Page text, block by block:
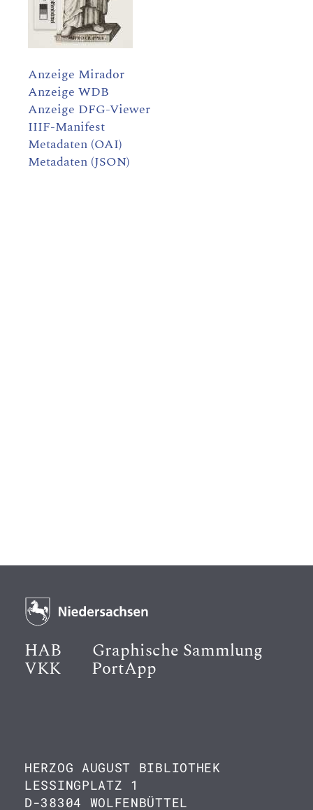
Anzeige Mirador
Anzeige WDB
Anzeige DFG-Viewer
IIIF-Manifest
Metadaten (OAI)
Metadaten (JSON)
HAB Graphische Sammlung
VKK PortApp
HERZOG AUGUST BIBLIOTHEK
LESSINGPLATZ 1
D-38304 WOLFENBÜTTEL